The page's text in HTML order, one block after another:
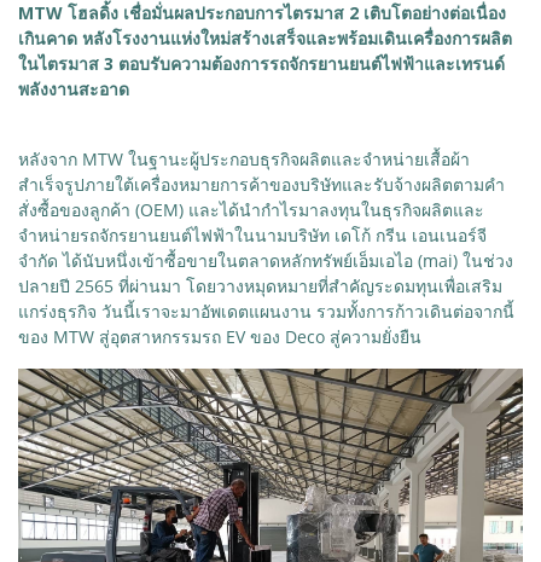
MTW โฮลดิ้ง เชื่อมั่นผลประกอบการไตรมาส 2 เติบโตอย่างต่อเนื่อง
เกินคาด หลังโรงงานแห่งใหม่สร้างเสร็จและพร้อมเดินเครื่องการผลิต
ในไตรมาส 3 ตอบรับความต้องการรถจักรยานยนต์ไฟฟ้าและเทรนด์
พลังงานสะอาด
หลังจาก MTW ในฐานะผู้ประกอบธุรกิจผลิตและจำหน่ายเสื้อผ้า
สำเร็จรูปภายใต้เครื่องหมายการค้าของบริษัทและรับจ้างผลิตตามคำ
สั่งซื้อของลูกค้า (OEM) และได้นำกำไรมาลงทุนในธุรกิจผลิตและ
จำหน่ายรถจักรยานยนต์ไฟฟ้าในนามบริษัท เดโก้ กรีน เอนเนอร์จี
จำกัด ได้นับหนึ่งเข้าซื้อขายในตลาดหลักทรัพย์เอ็มเอไอ (mai) ในช่วง
ปลายปี 2565 ที่ผ่านมา โดยวางหมุดหมายที่สำคัญระดมทุนเพื่อเสริม
แกร่งธุรกิจ วันนี้เราจะมาอัพเดตแผนงาน รวมทั้งการก้าวเดินต่อจากนี้
ของ MTW สู่อุตสาหกรรมรถ EV ของ Deco สู่ความยั่งยืน